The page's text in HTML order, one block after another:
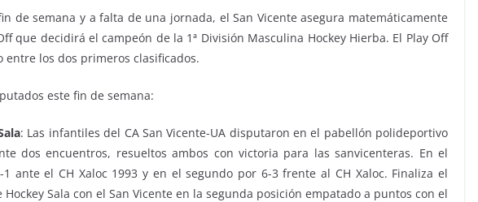
de semana y a falta de una jornada, el San Vicente asegura matemáticamente
que decidirá el campeón de la 1ª División Masculina Hockey Hierba. El Play Off
los dos primeros clasificados.
este fin de semana:
: Las infantiles del CA San Vicente-UA disputaron en el pabellón polideportivo
dos encuentros, resueltos ambos con victoria para las sanvicenteras. En el
ante el CH Xaloc 1993 y en el segundo por 6-3 frente al CH Xaloc. Finaliza el
Sala con el San Vicente en la segunda posición empatado a puntos con el